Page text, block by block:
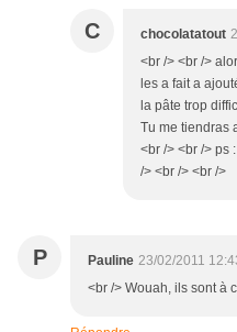
C chocolatatout
<br /> <br />
les a fait a
la pâte trop
Tu me tiendras
<br /> <br /> ps
/> <br /> <br />
P Pauline 23/02/2011
<br /> Wouah, ils sont à